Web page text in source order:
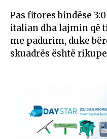
Pas fitores bindëse
italian dha lajmin që
me padurim, duke
skuadrës është